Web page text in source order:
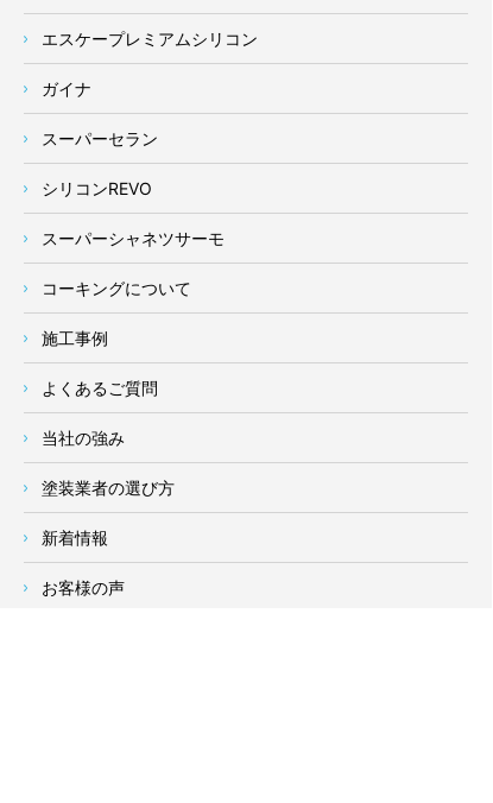
エスケープレミアムシリコン
ガイナ
スーパーセラン
シリコンREVO
スーパーシャネツサーモ
コーキングについて
施工事例
よくあるご質問
当社の強み
塗装業者の選び方
新着情報
お客様の声